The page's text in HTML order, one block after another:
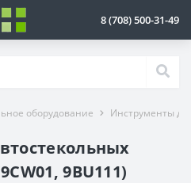
8 (708) 500-31-49
оборудование Инструменты
9BU111)